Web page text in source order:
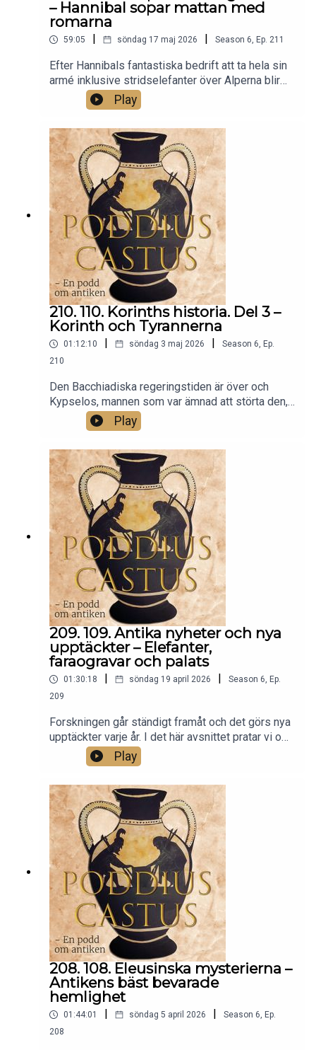
– Hannibal sopar mattan med
romarna
59:05 | söndag 17 maj 2026 | Season 6, Ep. 211
Efter Hannibals fantastiska bedrift att ta hela sin
armé inklusive stridselefanter över Alperna blir
det ingen vila. Han sätter genast igång att röra sig
neråt i Italien och får möta romarna i strid. Under
ett år lyckas han besegra och överlista dem gång
på gång. Hannibal verkar ostoppbar! Men romarna
är romare och ger sig inte så lätt…
Play
210. 110. Korinths historia. Del 3 –
Korinth och Tyrannerna
01:12:10 | söndag 3 maj 2026 | Season 6, Ep.
210
Den Bacchiadiska regeringstiden är över och
Kypselos, mannen som var ämnad att störta den,
gick nu även in för att leda Korinth. Med honom
kommer ett nytt kapitel i Korinths historia. Nu är
det tyrannernas tid.
Play
209. 109. Antika nyheter och nya
upptäckter – Elefanter,
faraogravar och palats
01:30:18 söndag 19 april 2026 Season 6, Ep.
209
Forskningen går ständigt framåt och det görs nya
upptäckter varje år. I det här avsnittet pratar vi om
tre nya forskningsresultat som ger oss en ännu
bättre bild av den antika världen. [SPOILER] Från
en nyupptäckt faraograv från 18e dynastin, till
Hannibals stridselefanter som gick över alperna
och vidare till ett mykenskt bronsålderspalats i
Sparta. Missa inte det!
Play
208. 108. Eleusinska mysterierna –
Antikens bäst bevarade
hemlighet
01:44:01 söndag 5 april 2026 Season 6, Ep.
208